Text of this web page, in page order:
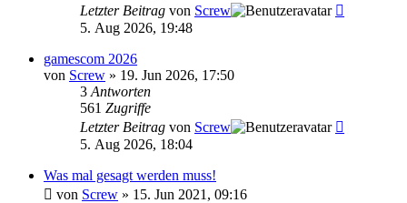
Letzter Beitrag von Screw
5. Aug 2026, 19:48
gamescom 2026
von Screw » 19. Jun 2026, 17:50
3 Antworten
561 Zugriffe
Letzter Beitrag von Screw
5. Aug 2026, 18:04
Was mal gesagt werden muss!
von Screw » 15. Jun 2021, 09:16